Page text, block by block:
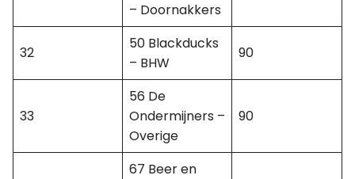
– Doornakkers
32
50 Blackducks
– BHW
90
33
56 De
Ondermijners –
Overige
90
67 Beer en